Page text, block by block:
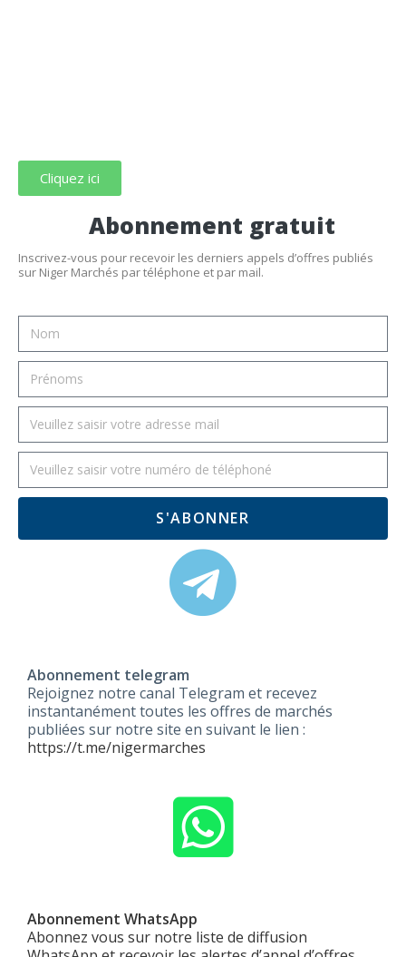
Cliquez ici
Abonnement gratuit
Inscrivez-vous pour recevoir les derniers appels d’offres publiés
sur Niger Marchés par téléphone et par mail.
S'ABONNER
Abonnement telegram
Rejoignez notre canal Telegram et recevez
instantanément toutes les offres de marchés
publiées sur notre site en suivant le lien :
https://t.me/nigermarches
Abonnement WhatsApp
Abonnez vous sur notre liste de diffusion